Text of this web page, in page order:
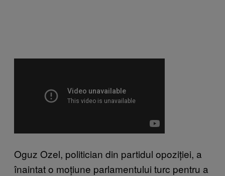
Oguz Ozel, politician din partidul opoziției, a
înaintat o moțiune parlamentului turc pentru a